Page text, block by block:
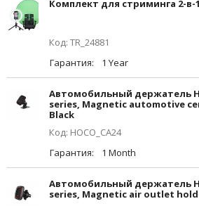
Комплект для стриминга 2-в-
Код: TR_24881
Гарантия:
1 Year
Автомобильный держатель
series, Magnetic automotive
Black
Код: HOCO_CA24
Гарантия:
1 Month
Автомобильный держатель
series, Magnetic air outlet